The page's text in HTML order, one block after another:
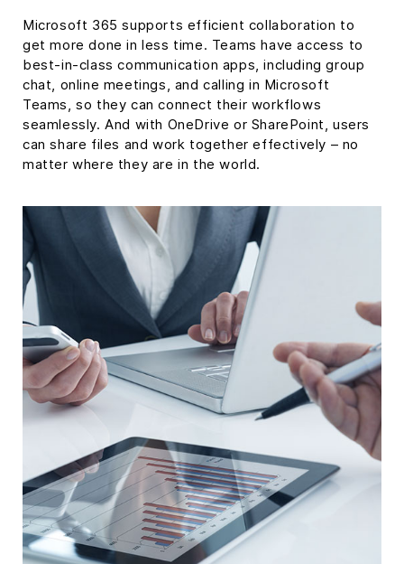
Microsoft 365 supports efficient collaboration to
get more done in less time. Teams have access to
best-in-class communication apps, including group
chat, online meetings, and calling in Microsoft
Teams, so they can connect their workflows
seamlessly. And with OneDrive or SharePoint, users
can share files and work together effectively – no
matter where they are in the world.